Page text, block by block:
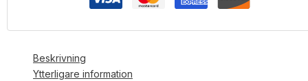
Beskrivning
Ytterligare information